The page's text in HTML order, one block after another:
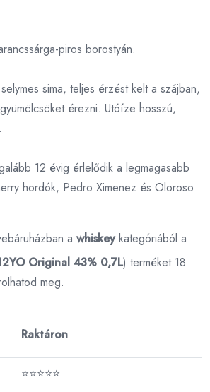
piros borostyán.
sima, teljes érzést kelt a szájban,
érezni. Utóíze hosszú,
12 évig érlelődik a legmagasabb
hordók, Pedro Ximenez és Oloroso
a whiskeykategóriából a
Original 43% 0,7L) terméket 18
meg.
Raktáron
⭐⭐⭐⭐⭐